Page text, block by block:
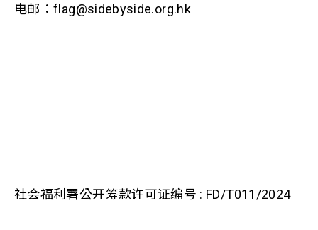
电邮：flag@sidebyside.org.hk
社会福利署公开筹款许可证编号 : FD/T011/2024